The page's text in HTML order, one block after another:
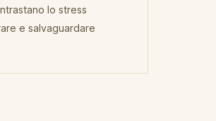
lo stress
e salvaguardare